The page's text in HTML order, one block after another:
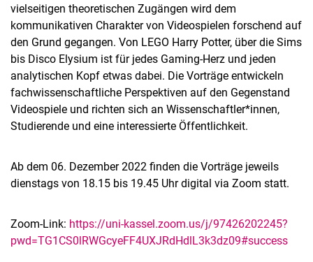
vielseitigen theoretischen Zugängen wird dem
kommunikativen Charakter von Videospielen forschend auf
den Grund gegangen. Von LEGO Harry Potter, über die Sims
bis Disco Elysium ist für jedes Gaming-Herz und jeden
analytischen Kopf etwas dabei. Die Vorträge entwickeln
fachwissenschaftliche Perspektiven auf den Gegenstand
Videospiele und richten sich an Wissenschaftler*innen,
Studierende und eine interessierte Öffentlichkeit.
Ab dem 06. Dezember 2022 finden die Vorträge jeweils
dienstags von 18.15 bis 19.45 Uhr digital via Zoom statt.
Zoom-Link: https://uni-kassel.zoom.us/j/97426202245?
pwd=TG1CS0lRWGcyeFF4UXJRdHdlL3k3dz09#success